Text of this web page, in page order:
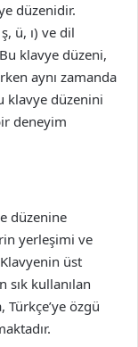
düzenidir.
ü, ı) ve dil
klavye düzeni,
aynı zamanda
klavye düzenini
deneyim
düzenine
yerleşimi ve
üst
sık kullanılan
Türkçe’ye özgü